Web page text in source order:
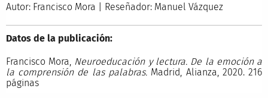
Autor: Francisco Mora | Reseñador: Manuel Vázquez
Datos de la publicación:
Francisco Mora, Neuroeducación y lectura. De la emoción a
la comprensión de las palabras. Madrid, Alianza, 2020. 216
páginas